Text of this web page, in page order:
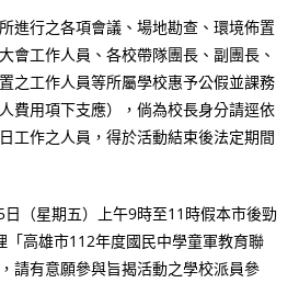
進行之各項會議、場地勘查、環境佈置
會工作人員、各校帶隊團長、副團長、
之工作人員等所屬學校惠予公假並課務
費用項下支應），倘為校長身分請逕依
工作之人員，得於活動結束後法定期間
（星期五）上午9時至11時假本市後勁
「高雄市112年度國民中學童軍教育聯
請有意願參與旨揭活動之學校派員參